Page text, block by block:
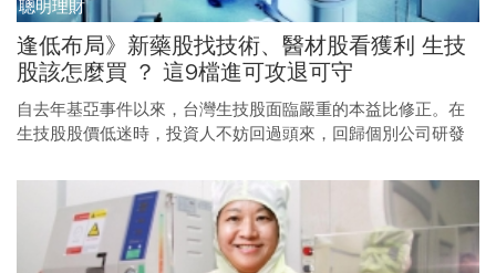
聰明理財
逢低布局》新藥股找技術、醫材股看獲利 生技
股該怎麼買 ？ 這9檔進可攻退可守
自去年基亞事件以來，台灣生技股面臨嚴重的本益比修正。在
生技股股價低迷時，投資人不妨回過頭來，回歸個別公司研發
趨勢、逢低布局。